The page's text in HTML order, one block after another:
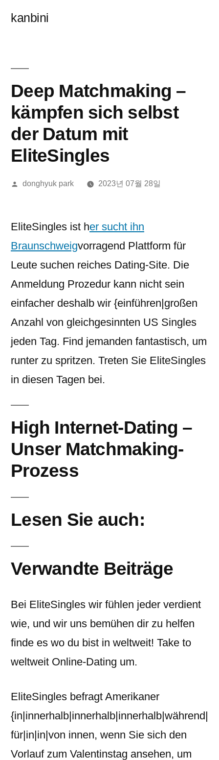
kanbini
Deep Matchmaking –
kämpfen sich selbst
der Datum mit
EliteSingles
올
donghyuk park 2023년 07월 28일
EliteSingles ist her sucht ihn
Braunschweigvorragend Plattform für
Leute suchen reiches Dating-Site. Die
Anmeldung Prozedur kann nicht sein
einfacher deshalb wir {einführen|großen
Anzahl von gleichgesinnten US Singles
jeden Tag. Find jemanden fantastisch, um
runter zu spritzen. Treten Sie EliteSingles
in diesen Tagen bei.
High Internet-Dating –
Unser Matchmaking-
Prozess
Lesen Sie auch:
Verwandte Beiträge
Bei EliteSingles wir fühlen jeder verdient
wie, und wir uns bemühen dir zu helfen
finde es wo du bist in weltweit! Take to
weltweit Online-Dating um.
EliteSingles befragt Amerikaner
{in|innerhalb|innerhalb|innerhalb|während|
für|in|in|von innen, wenn Sie sich den
Vorlauf zum Valentinstag ansehen, um